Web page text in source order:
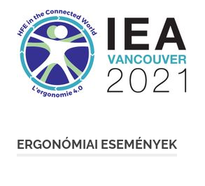
ERGONÓMIAI ESEMÉNYEK